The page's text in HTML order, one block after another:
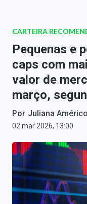
Newsletters
Money Trader
Anuncie
Últimas Notícias
Cotações
Comprar ou vender?
Carteiras
CARTEIRA
Pequenas e
caps com
valor de
março,
Por Juliana Américo
02 mar 2026, 13:00